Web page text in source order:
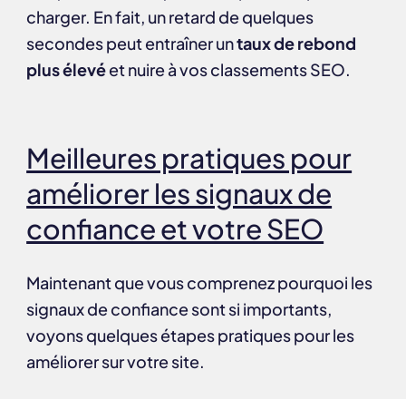
charger. En fait, un retard de quelques
secondes peut entraîner untaux de rebond
plus élevéet nuire à vos classements SEO.
Meilleures pratiques pour
améliorer les signaux de
confiance et votre SEO
Maintenant que vous comprenez pourquoi les
signaux de confiance sont si importants,
voyons quelques étapes pratiques pour les
améliorer sur votre site.